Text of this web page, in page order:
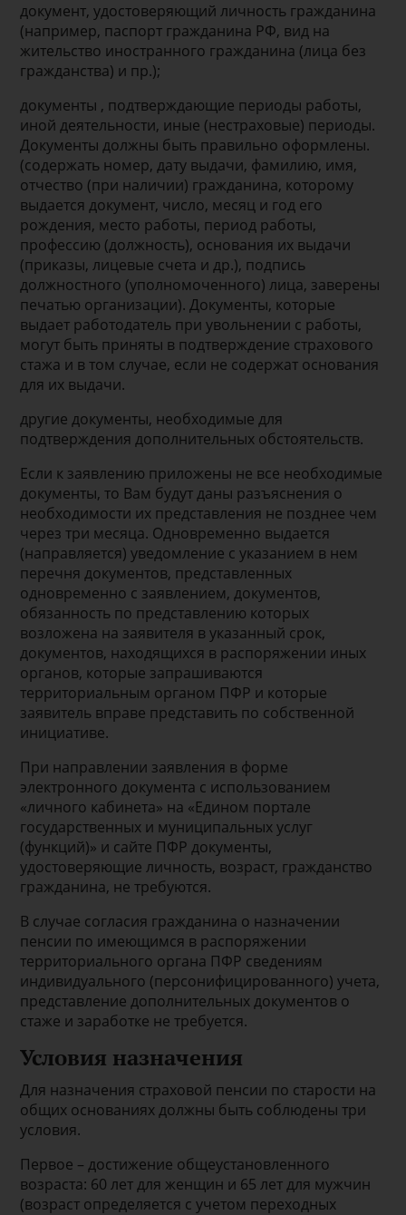
документ, удостоверяющий личность гражданина
(например, паспорт гражданина РФ, вид на
жительство иностранного гражданина (лица без
гражданства) и пр.);
документы , подтверждающие периоды работы,
иной деятельности, иные (нестраховые) периоды.
Документы должны быть правильно оформлены.
(содержать номер, дату выдачи, фамилию, имя,
отчество (при наличии) гражданина, которому
выдается документ, число, месяц и год его
рождения, место работы, период работы,
профессию (должность), основания их выдачи
(приказы, лицевые счета и др.), подпись
должностного (уполномоченного) лица, заверены
печатью организации). Документы, которые
выдает работодатель при увольнении с работы,
могут быть приняты в подтверждение страхового
стажа и в том случае, если не содержат основания
для их выдачи.
другие документы, необходимые для
подтверждения дополнительных обстоятельств.
Если к заявлению приложены не все необходимые
документы, то Вам будут даны разъяснения о
необходимости их представления не позднее чем
через три месяца. Одновременно выдается
(направляется) уведомление с указанием в нем
перечня документов, представленных
одновременно с заявлением, документов,
обязанность по представлению которых
возложена на заявителя в указанный срок,
документов, находящихся в распоряжении иных
органов, которые запрашиваются
территориальным органом ПФР и которые
заявитель вправе представить по собственной
инициативе.
При направлении заявления в форме
электронного документа с использованием
«личного кабинета» на «Едином портале
государственных и муниципальных услуг
(функций)» и сайте ПФР документы,
удостоверяющие личность, возраст, гражданство
гражданина, не требуются.
В случае согласия гражданина о назначении
пенсии по имеющимся в распоряжении
территориального органа ПФР сведениям
индивидуального (персонифицированного) учета,
представление дополнительных документов о
стаже и заработке не требуется.
Условия назначения
Для назначения страховой пенсии по старости на
общих основаниях должны быть соблюдены три
условия.
Первое – достижение общеустановленного
возраста: 60 лет для женщин и 65 лет для мужчин
(возраст определяется с учетом переходных